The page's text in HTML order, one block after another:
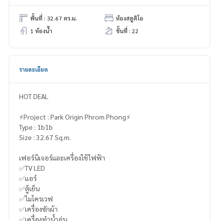
พื้นที่ : 32.67 ตร.ม.
ห้องสตูดิโอ
1 ห้องน้ำ
ชั้นที่ : 22
รายละเอียด
HOT DEAL
⚡️Project : Park Origin Phrom Phong⚡️
Type : 1b1b
Size : 32.67 Sq.m.
เฟอร์นิเจอร์และเครื่องใช้ไฟฟ้า
✅TV LED
✅แอร์
✅ตู้เย็น
✅ไมโครเวฟ
✅เครื่องซักผ้า
✅เครื่องทำน้ำอุ่น